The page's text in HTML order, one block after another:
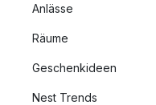
Anlässe
Räume
Geschenkideen
Nest Trends